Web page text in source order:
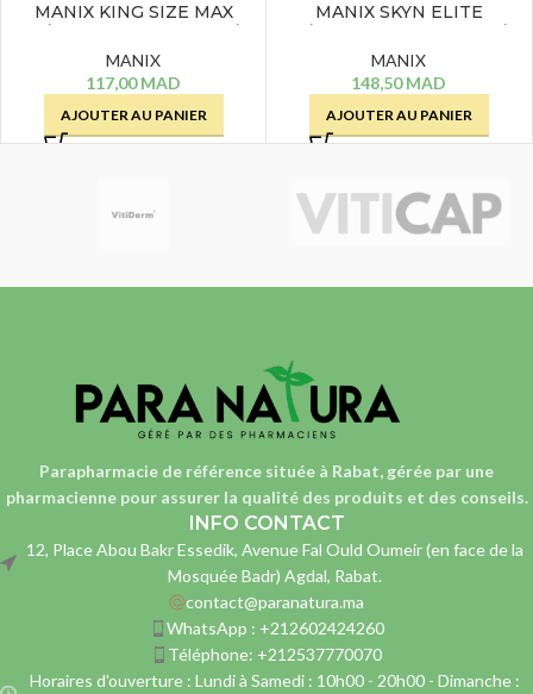
MANIX KING SIZE MAX
MANIX
117,00MAD
AJOUTER AU PANIER
MANIX SKYN ELITE
MANIX
148,50MAD
AJOUTER AU PANIER
Parapharmacie de référence située à Rabat, gérée par une
pharmaciennepour assurer la qualité des produits et des conseils.
INFO CONTACT
12, Place Abou Bakr Essedik, Avenue Fal Ould Oumeir (en face de la
Mosquée Badr) Agdal, Rabat.
contact@paranatura.ma
WhatsApp : +212602424260
Téléphone: +212537770070
Horaires d'ouverture : Lundi à Samedi : 10h00 - 20h00 - Dimanche :